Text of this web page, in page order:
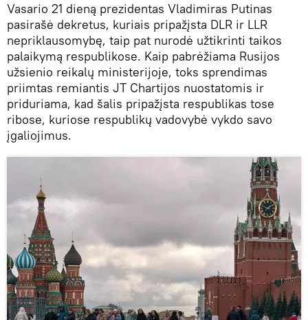
Vasario 21 dieną prezidentas Vladimiras Putinas
pasirašė dekretus, kuriais pripažįsta DLR ir LLR
nepriklausomybę, taip pat nurodė užtikrinti taikos
palaikymą respublikose. Kaip pabrėžiama Rusijos
užsienio reikalų ministerijoje, toks sprendimas
priimtas remiantis JT Chartijos nuostatomis ir
priduriama, kad šalis pripažįsta respublikas tose
ribose, kuriose respublikų vadovybė vykdo savo
įgaliojimus.